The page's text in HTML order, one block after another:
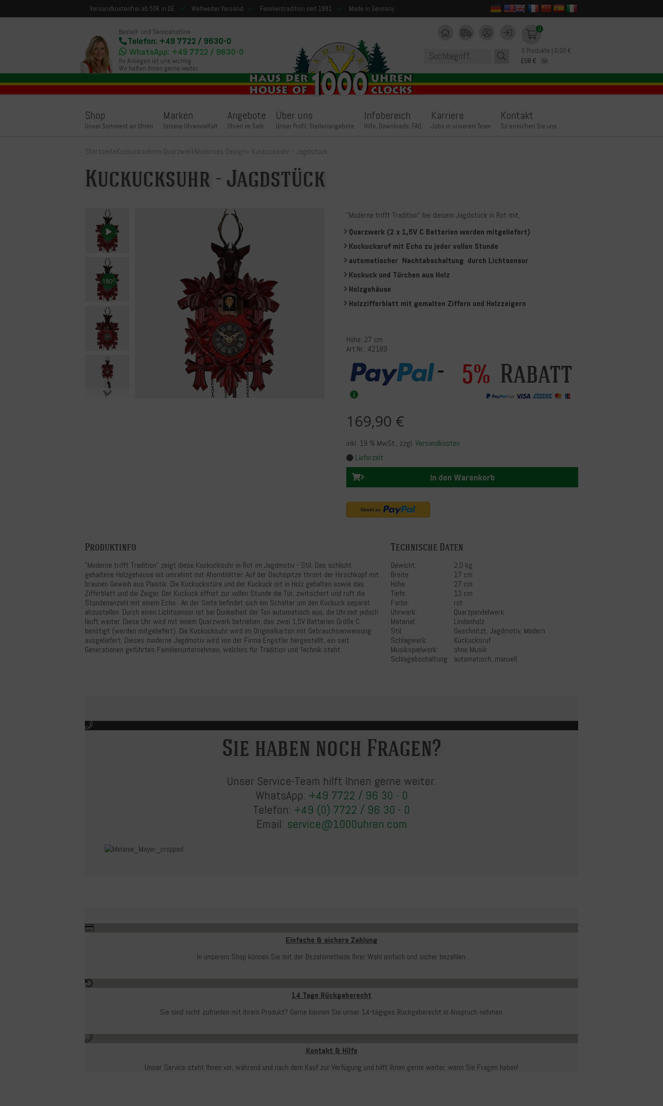
Versandkostenfrei ab 50€ in DE Weltweiter Versand Familientradition seit 1881 Made in Germany
Bestell- und Servicehotline
Telefon: +49 7722 / 9630-0
WhatsApp: +49 7722 / 9630-0
Ihr Anliegen ist uns wichtig.
Wir helfen Ihnen gerne weiter.
0
0 Produkte | 0,00 €
Shop
Unser Sortiment an Uhren
Marken
Unsere Uhrenvielfalt
Angebote
Uhren im Sale
Über uns
Unser Profil, Stellenangebote
Infobereich
Hilfe, Downloads, FAQ
Karriere
Jobs in unserem Team
Kontakt
So erreichen Sie uns
StartseiteKuckucksuhren QuarzwerkModernes Design» Kuckucksuhr - Jagdstück
Kuckucksuhr - Jagdstück
"Moderne trifft Tradition" bei diesem Jagdstück in Rot mit,
Quarzwerk (2 x 1,5V C Batterien werden mitgeliefert)
Kuckucksruf mit Echo zu jeder vollen Stunde
automatischer Nachtabschaltung durch Lichtsensor
Kuckuck und Türchen aus Holz
Holzgehäuse
Holzzifferblatt mit gemalten Ziffern und Holzzeigern
Höhe: 27 cm
Art.Nr.: 42189
5% Rabatt
169,90 €
inkl. 19 % MwSt., zzgl. Versandkosten
Lieferzeit
In den Warenkorb
Produktinfo
"Moderne trifft Tradition" zeigt diese Kuckucksuhr in Rot im Jagdmotiv - Stil. Das schlicht
gehaltene Holzgehäuse ist umrahmt mit Ahornblätter. Auf der Dachspitze thront der Hirschkopf mit
braunen Geweih aus Plastik. Die Kuckuckstüre und der Kuckuck ist in Holz gehalten sowie das
Zifferblatt und die Zeiger. Der Kuckuck öffnet zur vollen Stunde die Tür, zwitschert und ruft die
Stundenanzahl mit einem Echo. An der Seite befindet sich ein Schalter um den Kuckuck separat
abzustellen. Durch einen Lichtsensor ist bei Dunkelheit der Ton automatisch aus, die Uhrzeit jedoch
läuft weiter. Diese Uhr wird mit einem Quarzwerk betrieben, das zwei 1,5V Batterien Größe C
benötigt (werden mitgeliefert). Die Kuckucksuhr wird im Originalkarton mit Gebrauchsanweisung
ausgeliefert. Dieses moderne Jagdmotiv wird von der Firma Engstler hergestellt, ein seit
Generationen geführtes Familienunternehmen, welches für Tradition und Technik steht.
Technische Daten
Gewicht:
2,0 kg
Breite:
17 cm
Höhe:
27 cm
Tiefe:
13 cm
Farbe:
rot
Uhrwerk:
Quarzpendelwerk
Material:
Lindenholz
Stil:
Geschnitzt, Jagdmotiv, Modern
Schlagwerk:
Kuckucksruf
Musikspielwerk:
ohne Musik
Schlagabschaltung:
automatisch, manuell
Sie haben noch Fragen?
Unser Service-Team hilft Ihnen gerne weiter.
WhatsApp: +49 7722 / 96 30 - 0
Telefon: +49 (0) 7722 / 96 30 - 0
Email: service@1000uhren.com
Einfache & sichere Zahlung
In unserem Shop können Sie mit der Bezahlmethode Ihrer Wahl einfach und sicher bezahlen.
14 Tage Rückgaberecht
Sie sind nicht zufrieden mit Ihrem Produkt? Gerne können Sie unser 14-tägiges Rückgaberecht in Anspruch nehmen.
Kontakt & Hilfe
Unser Service steht Ihnen vor, während und nach dem Kauf zur Verfügung und hilft Ihnen gerne weiter, wenn Sie Fragen haben!